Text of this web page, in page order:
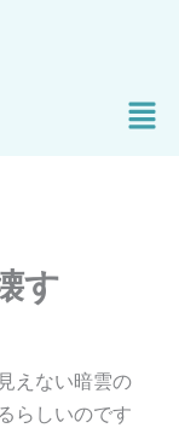
メ
ニ
す
えない暗雲の
らしいのです